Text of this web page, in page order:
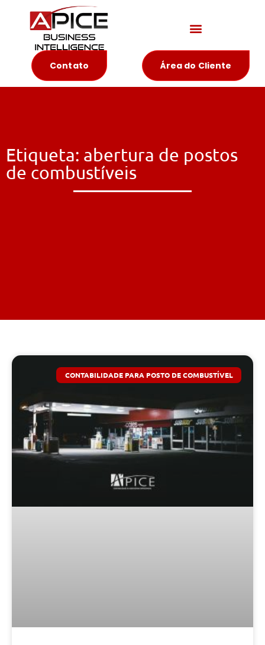
Contato Área do Cliente
Etiqueta: abertura de postos
de combustíveis
CONTABILIDADE PARA POSTO DE COMBUSTÍVEL